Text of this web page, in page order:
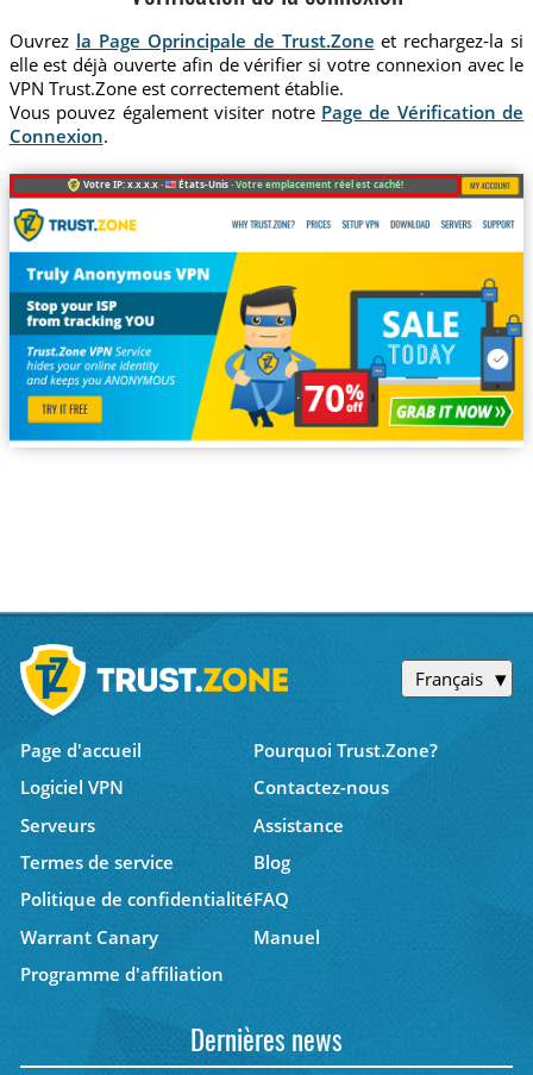
Ouvrez la Page Oprincipale de Trust.Zone et rechargez-la si
elle est déjà ouverte afin de vérifier si votre connexion avec le
VPN Trust.Zone est correctement établie.
Vous pouvez également visiter notre Page de Vérification de
Connexion.
Votre IP: x.x.x.x · États-Unis ·Votre emplacement réel est caché!
Français
Page d'accueil
Pourquoi Trust.Zone?
Logiciel VPN
Contactez-nous
Serveurs
Assistance
Termes de service
Blog
Politique de confidentialitéFAQ
Warrant Canary
Manuel
Programme d'affiliation
Dernières news